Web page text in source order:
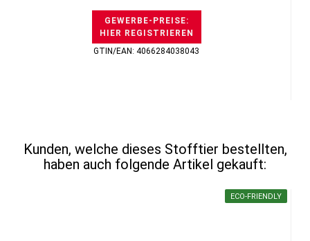
GEWERBE-PREISE:
HIER REGISTRIEREN
GTIN/EAN: 4066284038043
Kunden, welche dieses Stofftier bestellten,
haben auch folgende Artikel gekauft:
ECO-FRIENDLY